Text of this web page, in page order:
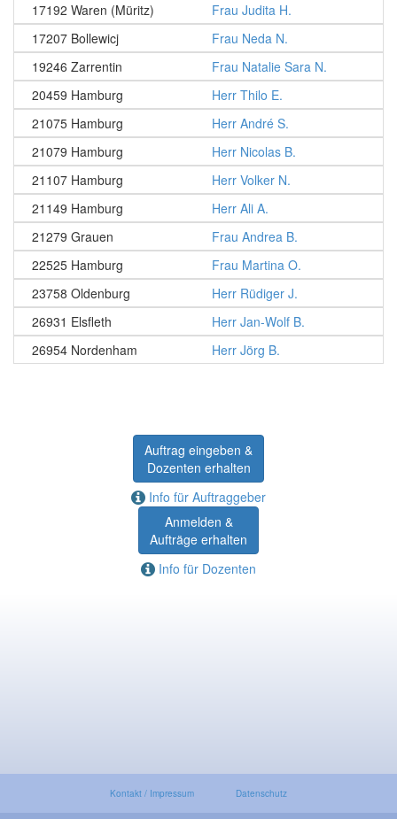
17192 Waren (Müritz)
Frau Judita H.
17207 Bollewicj
Frau Neda N.
19246 Zarrentin
Frau Natalie Sara N.
20459 Hamburg
Herr Thilo E.
21075 Hamburg
Herr André S.
21079 Hamburg
Herr Nicolas B.
21107 Hamburg
Herr Volker N.
21149 Hamburg
Herr Ali A.
21279 Grauen
Frau Andrea B.
22525 Hamburg
Frau Martina O.
23758 Oldenburg
Herr Rüdiger J.
26931 Elsfleth
Herr Jan-Wolf B.
26954 Nordenham
Herr Jörg B.
Auftrag eingeben &
Dozenten erhalten
Info für Auftraggeber
Anmelden &
Aufträge erhalten
Info für Dozenten
Kontakt / Impressum Datenschutz